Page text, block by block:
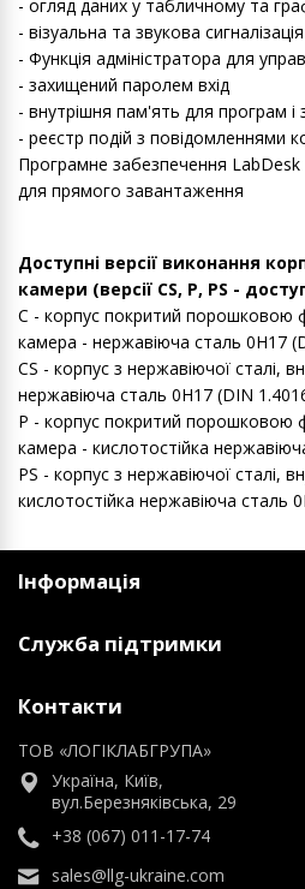
- огляд даних у табличному та
- візуальна та звукова сигналізація
- Функція адміністратора для
- захищений паролем вхід
- внутрішня пам'ять для програм і
- реєстр подій з повідомленнями
Програмне забезпечення LabDesk
для прямого завантаження
Доступні версії виконання
камери (версії CS, P, PS -
С - корпус покритий порошковою
камера - нержавіюча сталь 0H17
CS - корпус з нержавіючої сталі,
нержавіюча сталь 0H17 (DIN
P - корпус покритий порошковою
камера - кислотостійка
PS - корпус з нержавіючої сталі,
кислотостійка нержавіюча сталь
Інформація
Служба підтримки
Контакти
ТОВ «ЛОГІКЛАБГРУПА»
Україна, Київ,
вул.Березняківська, 29
+38 (067) 011-17-74
sales@llg-ukraine.com